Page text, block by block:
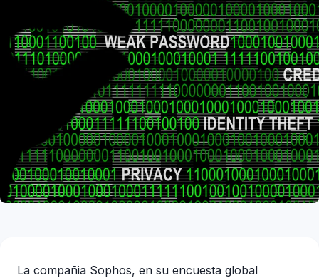
La compañia Sophos, en su encuesta global